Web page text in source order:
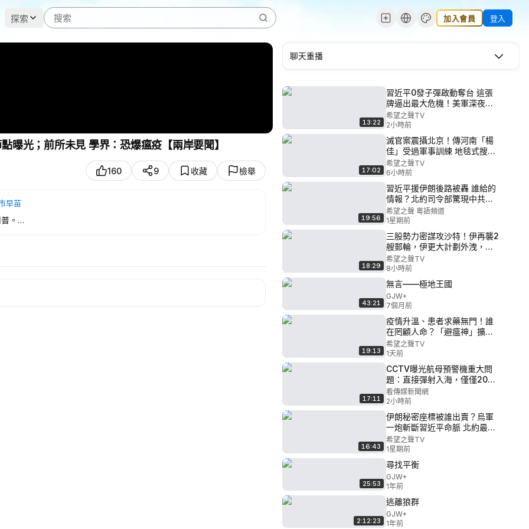
探索 加入會員 登入
曝光；前所未見 學界：恐爆瘟疫【兩岸要聞】
160 9 收藏 檢舉
早苗
。
聊天重播
13:22
習近平0發子彈啟動奪台 這張
牌逼出最大危機！美軍深夜接
戰【聚焦臺灣】
希望之聲TV
2小時前
17:02
滅官案震攝北京！傳河南「楊
佳」受過軍事訓練 地毯式搜捕
撲空 十萬懸賞無果 全民籲：保
護英雄；鎖國前夜大震盪！驚
傳港200高官被拿下 200人逃
亡【全球視野】
希望之聲TV
6小時前
19:56
習近平援伊朗後路被轟 誰給的
情報？北約司令部驚現中共內
鬼 目標：台灣【兩岸三地】
希望之聲 粵語頻道
1星期前
18:29
三股勢力密謀攻沙特！伊再襲2
艘郵輪，伊更大計劃外洩，中
共全民大搶劫！中國8000億出
逃；要坐牢？福西真慌了；川
普發重磅政府令！誰敢來美生
寶兒【北美新聞】
希望之聲TV
8小時前
43:21
無言——極地王國
GJW+
7個月前
19:13
疫情升溫、患者求藥無門！誰
在罔顧人命？「避瘟神」擴至
四省九市；從躺平、白紙到集
體關門，中國無聲對抗撞上經
濟危機 【紅朝禁聞】
希望之聲TV
1天前
17:11
CCTV曝光航母預警機重大問
題：直接彈射入海，僅僅20天
就失去了2名飛行員
看傳媒新聞網
2小時前
16:43
伊朗秘密座標被誰出賣？烏軍
一炮斬斷習近平命脈 北約最高
司令部被攻破 中共要的是台海
開戰底牌！【兩岸要聞】
希望之聲TV
1星期前
25:53
尋找平衡
GJW+
1年前
2:12:23
逃離狼群
GJW+
1年前